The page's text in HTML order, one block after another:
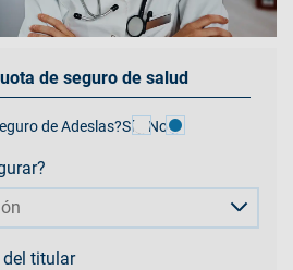
de seguro de salud
de Adeslas?Sí No
del titular